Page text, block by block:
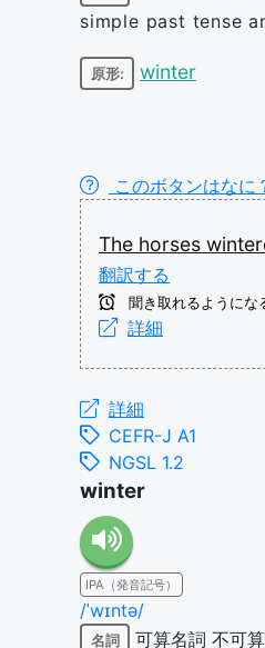
simple past tense
原形: winter
このボタンはなに
The horses
翻訳する
聞き取れるようにな
詳細
詳細
CEFR-J A1
NGSL 1.2
winter
IPA（発音記号）
/ˈwɪntə/
名詞 可算名詞 不可